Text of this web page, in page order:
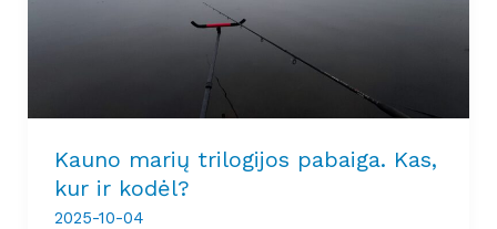
Kauno marių trilogijos pabaiga. Kas,
kur ir kodėl?
2025-10-04